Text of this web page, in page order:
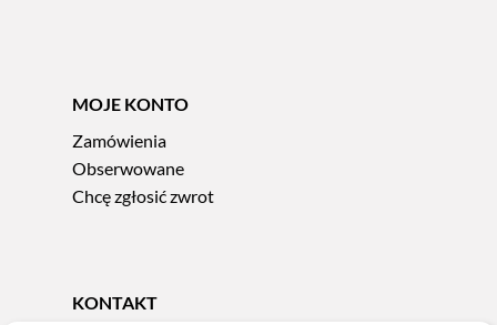
MOJE KONTO
Zamówienia
Obserwowane
Chcę zgłosić zwrot
KONTAKT